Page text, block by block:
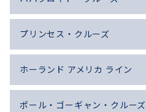
プリンセス・クルーズ
ホーランド アメリカ ライン
ポール・ゴーギャン・クルーズ